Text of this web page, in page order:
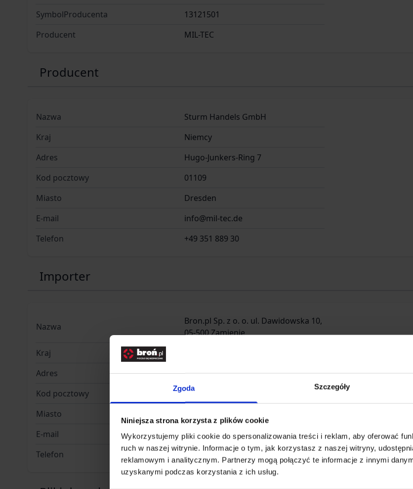
Zgoda Szczegóły
Niniejsza strona korzysta z plików cookie
Wykorzystujemy pliki cookie do spersonalizowania treści i reklam, aby oferować
ruch w naszej witrynie. Informacje o tym, jak korzystasz z naszej witryny,
reklamowym i analitycznym. Partnerzy mogą połączyć te informacje z innymi
uzyskanymi podczas korzystania z ich usług.
SymbolProducenta
13121501
Producent
MIL-TEC
Producent
Nazwa
Sturm Handels GmbH
Kraj
Niemcy
Adres
Hugo-Junkers-Ring 7
Kod pocztowy
01109
Miasto
Dresden
E-mail
info@mil-tec.de
Telefon
+49 351 889 30
Importer
Nazwa
Bron.pl Sp. z o. o. ul. Dawidowska 10,
05-500 Zamienie
Kraj
Adres
Drogowców 33/35 (Oddział)
Kod pocztowy
42-202
Miasto
E-mail
info@bron.pl
Telefon
+48 34 310 60 00